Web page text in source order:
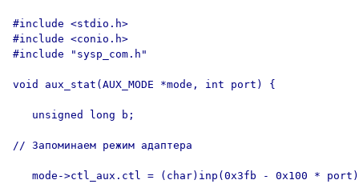
#include <stdio.h>
#include <conio.h>
#include "sysp_com.h"
void aux_stat(AUX_MODE *mode, int port) {
   unsigned long b;
// Запоминаем режим адаптера
mode->ctl_aux.ctl = (char)inp(0x3fb - 0x100 *